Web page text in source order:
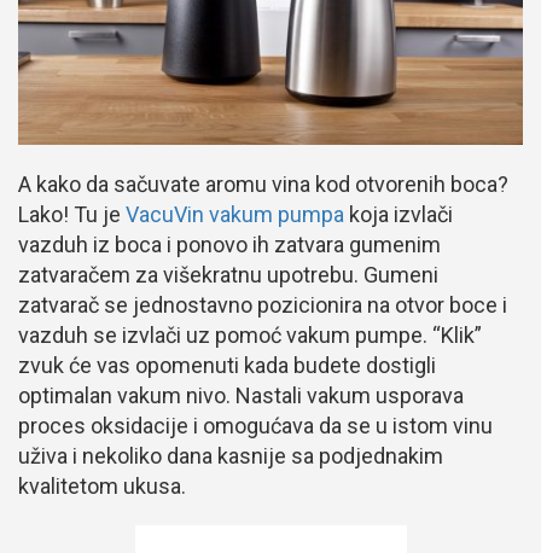
A kako da sačuvate aromu vina kod otvorenih boca?
Lako! Tu je VacuVin vakum pumpa koja izvlači
vazduh iz boca i ponovo ih zatvara gumenim
zatvaračem za višekratnu upotrebu. Gumeni
zatvarač se jednostavno pozicionira na otvor boce i
vazduh se izvlači uz pomoć vakum pumpe. “Klik”
zvuk će vas opomenuti kada budete dostigli
optimalan vakum nivo. Nastali vakum usporava
proces oksidacije i omogućava da se u istom vinu
uživa i nekoliko dana kasnije sa podjednakim
kvalitetom ukusa.